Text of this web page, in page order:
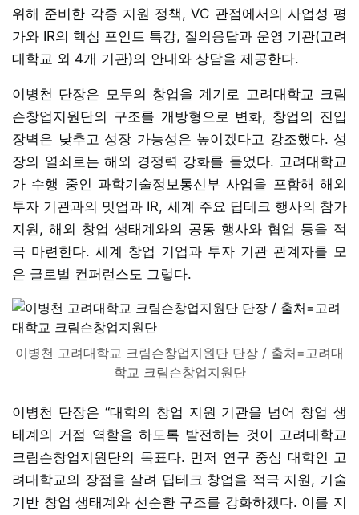
위해 준비한 각종 지원 정책, VC 관점에서의 사업성 평
가와 IR의 핵심 포인트 특강, 질의응답과 운영 기관(고려
대학교 외 4개 기관)의 안내와 상담을 제공한다.
이병천 단장은 모두의 창업을 계기로 고려대학교 크림
슨창업지원단의 구조를 개방형으로 변화, 창업의 진입
장벽은 낮추고 성장 가능성은 높이겠다고 강조했다. 성
장의 열쇠로는 해외 경쟁력 강화를 들었다. 고려대학교
가 수행 중인 과학기술정보통신부 사업을 포함해 해외
투자 기관과의 밋업과 IR, 세계 주요 딥테크 행사의 참가
지원, 해외 창업 생태계와의 공동 행사와 협업 등을 적
극 마련한다. 세계 창업 기업과 투자 기관 관계자를 모
은 글로벌 컨퍼런스도 그렇다.
이병천 고려대학교 크림슨창업지원단 단장 / 출처=고려대
학교 크림슨창업지원단
이병천 단장은 “대학의 창업 지원 기관을 넘어 창업 생
태계의 거점 역할을 하도록 발전하는 것이 고려대학교
크림슨창업지원단의 목표다. 먼저 연구 중심 대학인 고
려대학교의 장점을 살려 딥테크 창업을 적극 지원, 기술
기반 창업 생태계와 선순환 구조를 강화하겠다. 이를 지